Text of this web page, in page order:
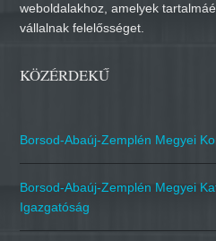
weboldalakhoz, amelyek
vállalnak felelősséget.
KÖZÉRDEKŰ
Borsod-Abaúj-Zemplén Megyei
Borsod-Abaúj-Zemplén Megyei
Igazgatóság